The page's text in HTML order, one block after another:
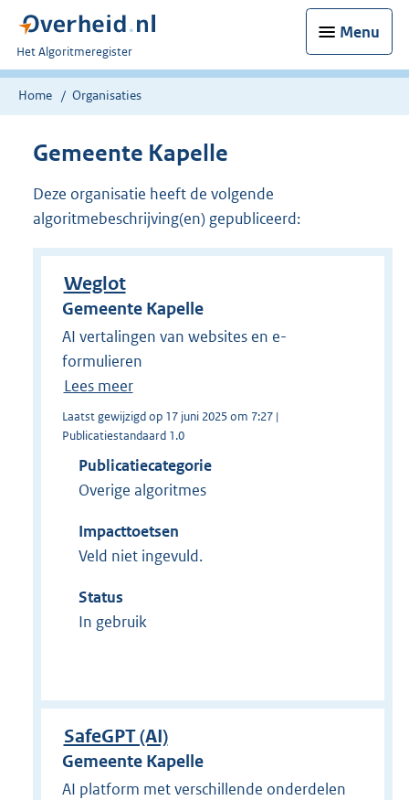
Menu
U
bent
nu
Het Algoritmeregister
Home Organisaties
Gemeente Kapelle
Deze organisatie heeft de volgende
algoritmebeschrijving(en) gepubliceerd:
Weglot
Gemeente Kapelle
AI vertalingen van websites en e-
formulieren
Lees meer
Laatst gewijzigd op 17 juni 2025 om 7:27 |
Publicatiestandaard 1.0
Publicatiecategorie
Overige algoritmes
Impacttoetsen
Veld niet ingevuld.
Status
In gebruik
SafeGPT (AI)
Gemeente Kapelle
AI platform met verschillende onderdelen